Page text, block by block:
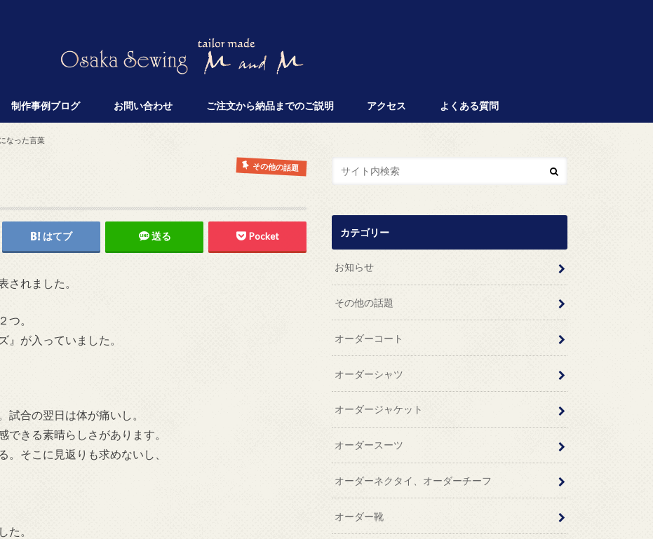
制作事例ブログ お問い合わせ ご注文から納品までのご説明 アクセス よくある質問
なった言葉
その他の話題
はてブ 送る Pocket
されました。
つ。
』が入っていました。
試合の翌日は体が痛いし。
きる素晴らしさがあります。
そこに見返りも求めないし、
た。
カテゴリー
お知らせ
その他の話題
オーダーコート
オーダーシャツ
オーダージャケット
オーダースーツ
オーダーネクタイ、オーダーチーフ
オーダー靴